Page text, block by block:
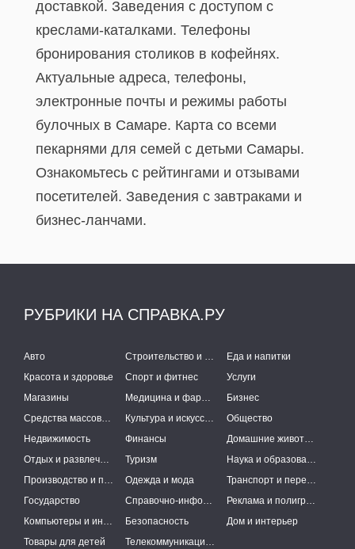
доставкой. Заведения с доступом с
креслами-каталками. Телефоны
бронирования столиков в кофейнях.
Актуальные адреса, телефоны,
электронные почты и режимы работы
булочных в Самаре. Карта со всеми
пекарнями для семей с детьми Самары.
Ознакомьтесь с рейтингами и отзывами
посетителей. Заведения с завтраками и
бизнес-ланчами.
РУБРИКИ НА СПРАВКА.РУ
Авто Строительство и ремонт
Еда и напитки
Красота и здоровье
Спорт и фитнес
Услуги
Магазины
Медицина и фармацевтика
Бизнес
Средства массовой информации
Культура и искусство
Общество
Недвижимость
Финансы
Домашние животные
Отдых и развлечения
Туризм
Наука и образование
Производство и поставки
Одежда и мода
Транспорт и перевозки
Государство
Справочно-информационные системы
Реклама и полиграфия
Компьютеры и интернет
Безопасность
Дом и интерьер
Товары для детей
Телекоммуникации и связь